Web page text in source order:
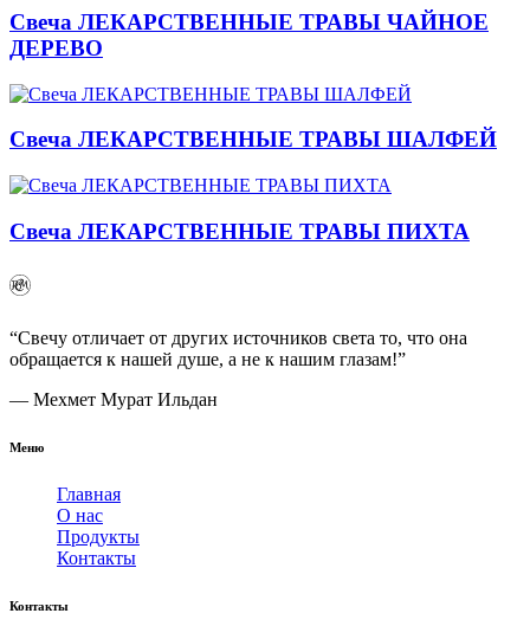
Свеча ЛЕКАРСТВЕННЫЕ ТРАВЫ ЧАЙНОЕ
ДЕРЕВО
Свеча ЛЕКАРСТВЕННЫЕ ТРАВЫ ШАЛФЕЙ
Свеча ЛЕКАРСТВЕННЫЕ ТРАВЫ ПИХТА
“Свечу отличает от других источников света то, что она
обращается к нашей душе, а не к нашим глазам!”
— Мехмет Мурат Ильдан
Меню
Главная
О нас
Продукты
Контакты
Контакты